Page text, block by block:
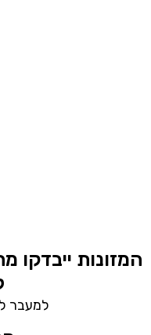
המזונות
למעבר